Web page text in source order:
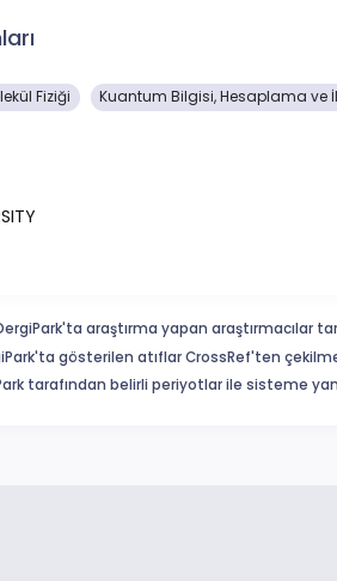
Fiziği Kuantum Bilgisi, Hesaplama ve
araştırma yapan
gösterilen atıflar CrossRef'ten
tarafından belirli periyotlar ile sisteme